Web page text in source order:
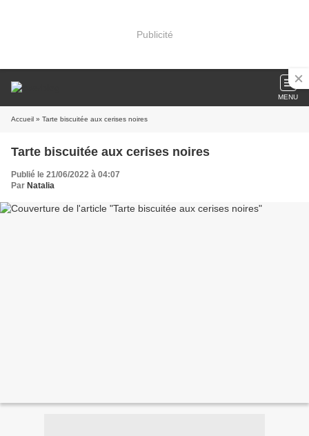
Publicité
MENU
Accueil » Tarte biscuitée aux cerises noires
Tarte biscuitée aux cerises noires
Publié le 21/06/2022 à 04:07
Par Natalia